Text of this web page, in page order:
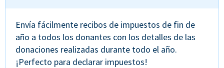
Envía fácilmente recibos de impuestos de fin de
año a todos los donantes con los detalles de las
donaciones realizadas durante todo el año.
¡Perfecto para declarar impuestos!